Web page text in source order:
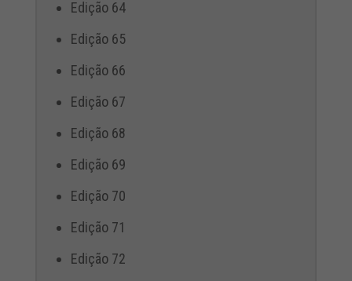
Edição 64
Edição 65
Edição 66
Edição 67
Edição 68
Edição 69
Edição 70
Edição 71
Edição 72